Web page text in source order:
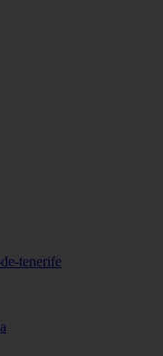
tenerife